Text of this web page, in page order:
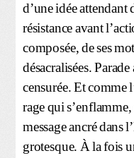
d’une idée
résistance avant
composée, de ses
désacralisées.
censurée. Et comme
rage qui
message ancré dans
grotesque. À la fois